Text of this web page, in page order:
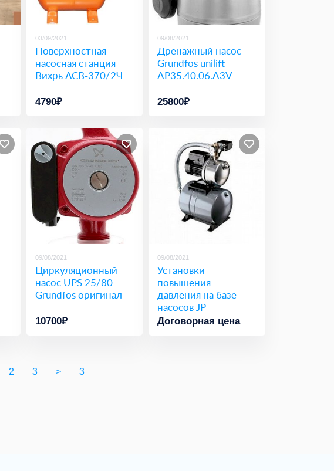
03/09/2021
Поверхностная
насосная станция
Вихрь АСВ-370/2Ч
4790₽
09/08/2021
Дренажный насос
Grundfos unilift
AP35.40.06.A3V
25800₽
09/08/2021
Циркуляционный
насос UPS 25/80
Grundfos оригинал
10700₽
09/08/2021
Установки
повышения
давления на базе
насосов JP
Договорная цена
2 3 > 3